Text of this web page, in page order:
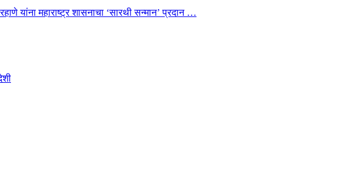
यांना महाराष्ट्र शासनाचा ‘सारथी सन्मान’ प्रदान …